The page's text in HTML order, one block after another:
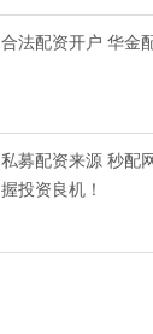
合法配资开户 华金
私募配资来源 秒配
握投资良机！